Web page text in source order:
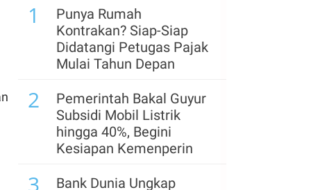
1
Punya Rumah
Kontrakan? Siap-Siap
Didatangi Petugas Pajak
Mulai Tahun Depan
2
Pemerintah Bakal Guyur
Subsidi Mobil Listrik
hingga 40%, Begini
Kesiapan Kemenperin
3
Bank Dunia Ungkap